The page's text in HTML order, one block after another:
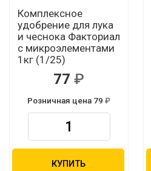
Комплексное
удобрение для лука
и чеснока Факториал
с микроэлементами
1кг (1/25)
77
Розничная цена 79
КУПИТЬ